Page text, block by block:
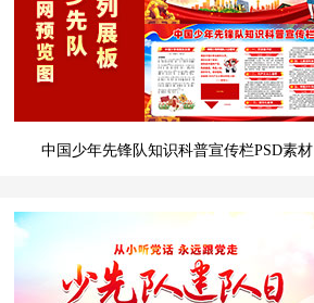
中国少年先锋队知识科普宣传栏PSD素材